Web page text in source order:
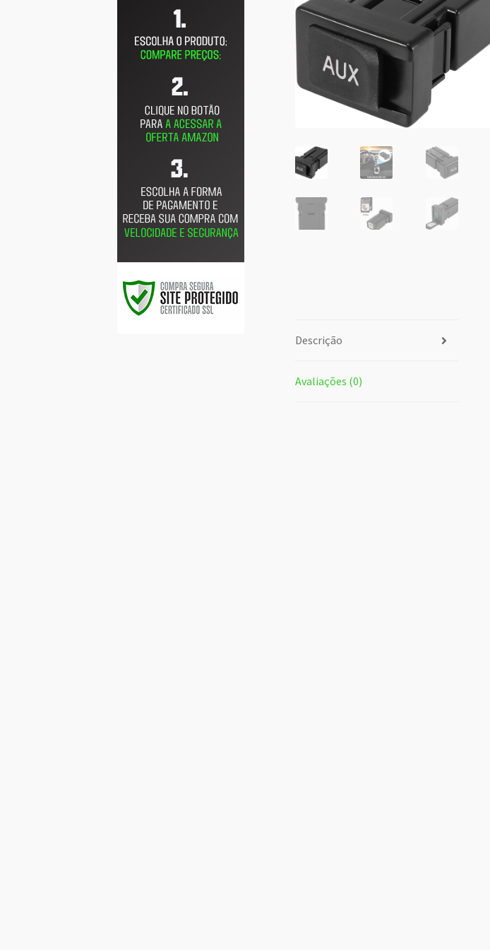
Descrição
Avaliações (0)